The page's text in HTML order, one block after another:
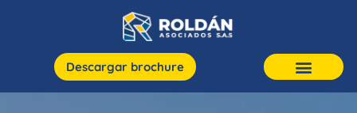
Descargar brochure